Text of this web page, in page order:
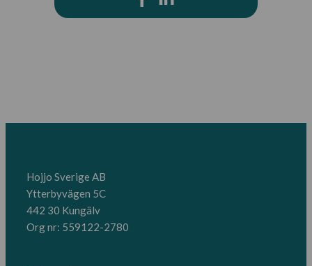
Hojjo Sverige AB
Ytterbyvägen 5C
442 30 Kungälv
Org nr: 559122-2780